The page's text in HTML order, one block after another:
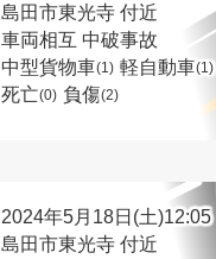
島田市東光寺 付近
車両相互 中破事故
中型貨物車(1) 軽自動車(1)
死亡(0) 負傷(2)
2024年5月18日(土)12:05
島田市東光寺 付近